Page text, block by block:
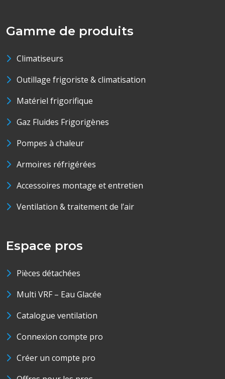
Gamme de produits
Climatiseurs
Outillage frigoriste & climatisation
Matériel frigorifique
Gaz Fluides Frigorigènes
Pompes à chaleur
Armoires réfrigérées
Accessoires montage et entretien
Ventilation & traitement de l’air
Espace pros
Pièces détachées
Multi VRF – Eau Glacée
Catalogue ventilation
Connexion compte pro
Créer un compte pro